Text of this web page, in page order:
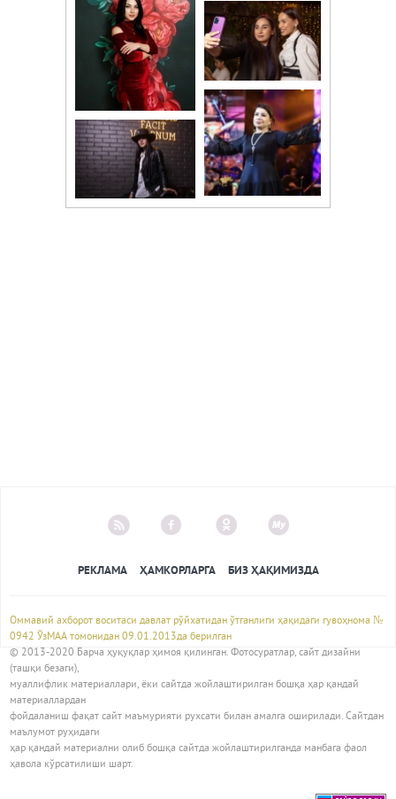
РЕКЛАМА ҲАМКОРЛАРГА БИЗ ҲАҚИМИЗДА
Оммавий ахборот воситаси давлат рўйхатидан ўтганлиги ҳақидаги гувоҳнома №
0942 ЎзМАА томонидан 09.01.2013да берилган
© 2013-2020 Барча ҳуқуқлар ҳимоя қилинган. Фотосуратлар, сайт дизайни
(ташқи безаги),
муаллифлик материаллари, ёки сайтда жойлаштирилган бошқа ҳар қандай
материаллардан
фойдаланиш фақат сайт маъмурияти рухсати билан амалга оширилади. Сайтдан
маълумот руҳидаги
ҳар қандай материални олиб бошқа сайтда жойлаштирилганда манбага фаол
ҳавола кўрсатилиши шарт.